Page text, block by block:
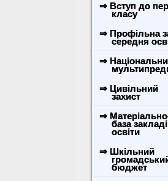
⇒ Вступ до
класу
⇒ Профільна
середня
⇒
⇒ Цивільний
захист
⇒
база
освіти
⇒ Шкільний
бюджет